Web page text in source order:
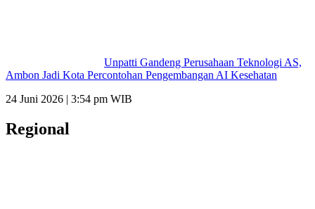
Unpatti Gandeng Perusahaan Teknologi AS,
Ambon Jadi Kota Percontohan Pengembangan AI Kesehatan
24 Juni 2026 | 3:54 pm WIB
Regional